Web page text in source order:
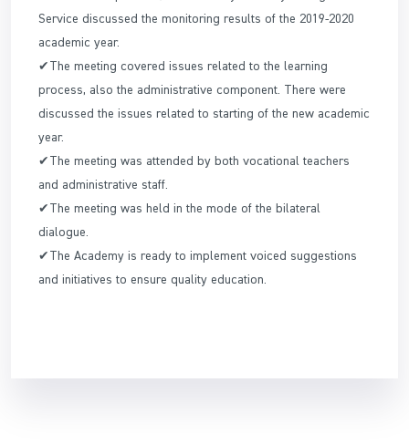
Service discussed the monitoring results of the 2019-2020
academic year.
✔The meeting covered issues related to the learning
process, also the administrative component. There were
discussed the issues related to starting of the new academic
year.
✔The meeting was attended by both vocational teachers
and administrative staff.
✔The meeting was held in the mode of the bilateral
dialogue.
✔The Academy is ready to implement voiced suggestions
and initiatives to ensure quality education.